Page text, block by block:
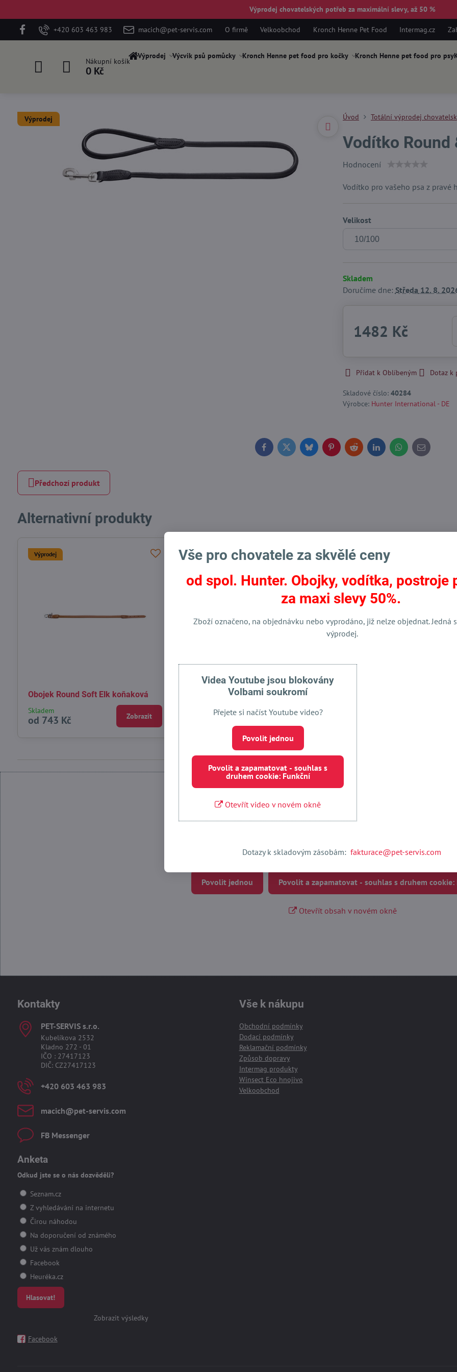
Výprodej chovatelských potřeb za maximální slevy, až 50 %
+420 603 463 983 macich@pet-servis.com O firmě Velkoobchod Kronch Henne Pet Food Intermag.cz
Nákupní košík
0 Kč
Výprodej Výcvik psů pomůcky Kronch Henne pet food pro kočky Kronch Henne pet food pro psy
Výprodej Úvod Totální výprodej
Vodítko Round
Hodnocení
Vodítko pro vašeho psa z pravé
Velikost
Skladem
Doručíme dne: Středa 12. 8.
1482 Kč
Přidat k Oblíbeným Dotaz k
Skladové číslo: 40284
Výrobce: Hunter International - DE
FacebookTwitterBlueskyPinterestRedditLinkedInWhatsApp
E-
mail
Předchozí produkt
Alternativní produkty
Výprodej
Obojek Round Soft Elk koňaková
Skladem
od 743 Kč Zobrazit
Přejete si načíst externí obsah?
Povolit jednou Povolit a zapamatovat - souhlas s druhem cookie:
Otevřít obsah v novém okně
Kontakty
PET-SERVIS s​.r​.o​.
Kubelíkova 2532
Kladno 272 - 01
IČO : 27417123
DIČ: CZ27417123
+420 603 463 983
macich​@pet-servis​.com
FB Messenger
Anketa
Odkud jste se o nás dozvěděli?
Seznam.cz
Z vyhledávání na internetu
Čirou náhodou
Na doporučení od známého
Už vás znám dlouho
Facebook
Heuréka.cz
Hlasovat!
Zobrazit výsledky
Facebook
Vše k nákupu
Obchodní podmínky
Dodací podmínky
Reklamační podmínky
Způsob dopravy
Intermag produkty
Winsect Eco hnojivo
Velkoobchod
Vše pro chovatele za skvělé ceny
od spol. Hunter. Obojky, vodítka, postroje
za maxi slevy 50%.
Zboží označeno, na objednávku nebo vyprodáno, již nelze objednat. Jedná
výprodej.
Videa Youtube jsou blokovány
Volbami soukromí
Přejete si načíst Youtube video?
Povolit jednou
Povolit a zapamatovat - souhlas s
druhem cookie: Funkční
Otevřít video v novém okně
Dotazy k skladovým zásobám:fakturace@pet-servis.com